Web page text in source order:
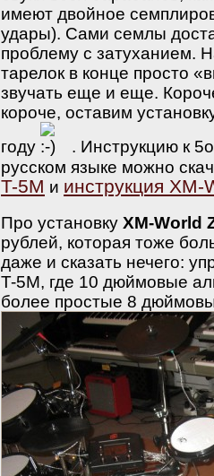
имеют двойное
удары). Сами семлы
проблему с затуханием.
тарелок в конце просто
звучать еще и еще.
короче, оставим
году
. Инструкцию к
русском языке можно
T-5M и инструкция XM-
Про установку XM-World
рублей, которая тоже
даже и сказать нечего:
T-5M, где 10 дюймовые
более простые 8